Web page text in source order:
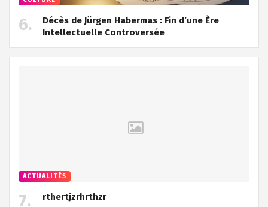
Décès de Jürgen Habermas : Fin d’une Ère
Intellectuelle Controversée
ACTUALITÉS
rthertjzrhrthzr